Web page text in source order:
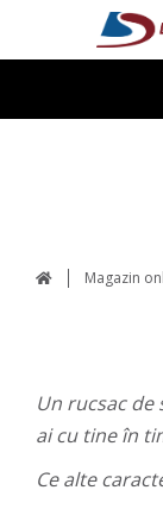
Magazin
Un rucsac
ai cu tine în
Ce alte